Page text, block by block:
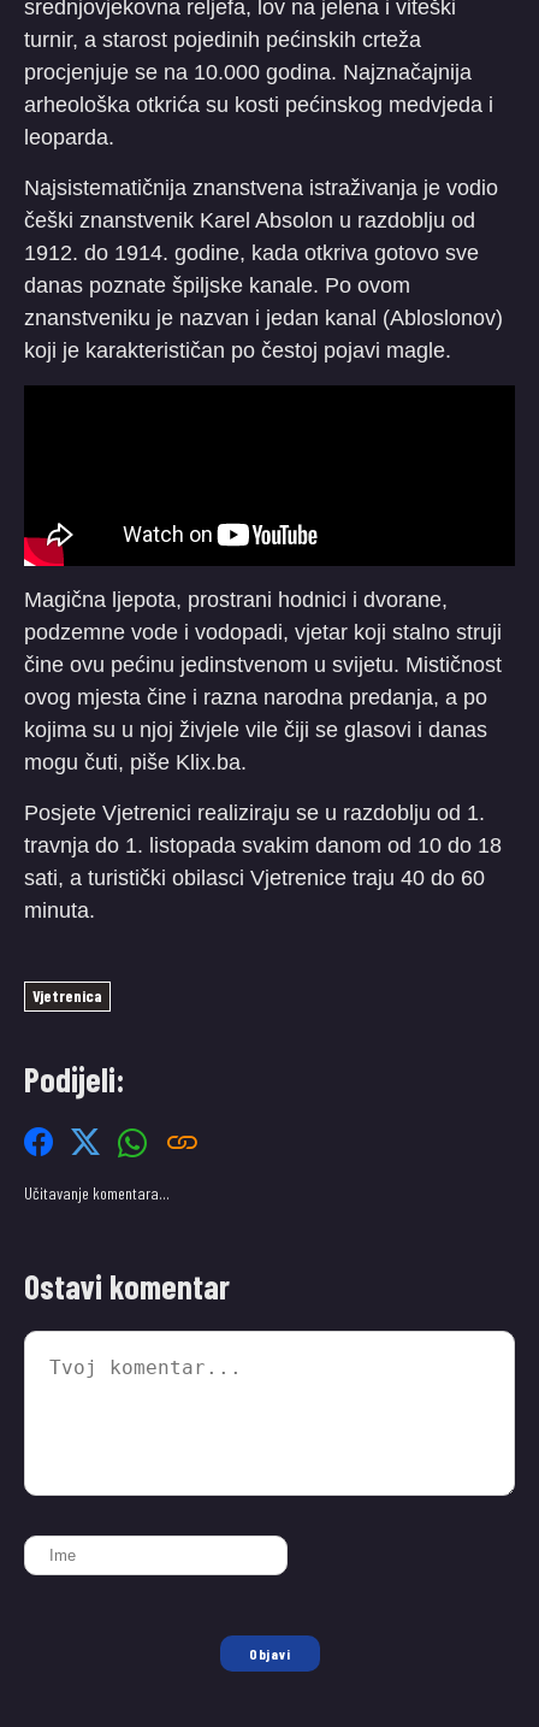
srednjovjekovna reljefa, lov na jelena i viteški
turnir, a starost pojedinih pećinskih crteža
procjenjuje se na 10.000 godina. Najznačajnija
arheološka otkrića su kosti pećinskog medvjeda i
leoparda.
Najsistematičnija znanstvena istraživanja je vodio
češki znanstvenik Karel Absolon u razdoblju od
1912. do 1914. godine, kada otkriva gotovo sve
danas poznate špiljske kanale. Po ovom
znanstveniku je nazvan i jedan kanal (Abloslonov)
koji je karakterističan po čestoj pojavi magle.
Magična ljepota, prostrani hodnici i dvorane,
podzemne vode i vodopadi, vjetar koji stalno struji
čine ovu pećinu jedinstvenom u svijetu. Mističnost
ovog mjesta čine i razna narodna predanja, a po
kojima su u njoj živjele vile čiji se glasovi i danas
mogu čuti, piše Klix.ba.
Posjete Vjetrenici realiziraju se u razdoblju od 1.
travnja do 1. listopada svakim danom od 10 do 18
sati, a turistički obilasci Vjetrenice traju 40 do 60
minuta.
Vjetrenica
Podijeli:
Učitavanje komentara…
Ostavi komentar
Objavi